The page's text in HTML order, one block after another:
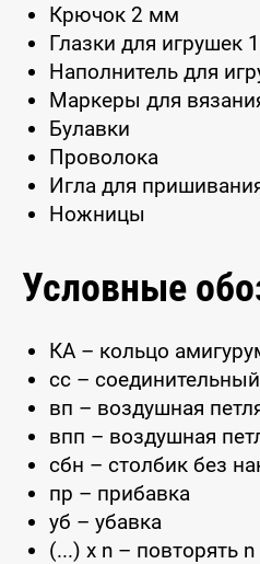
Крючок 2 мм
Глазки для игрушек
Наполнитель для
Маркеры для
Булавки
Проволока
Игла для
Ножницы
Условные
КА – кольцо
сс –
вп – воздушная
впп – воздушная
сбн – столбик без
пр – прибавка
уб – убавка
(...) x n – повторять n